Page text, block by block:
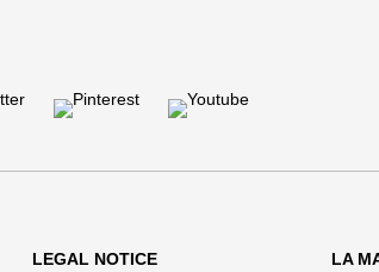
LEGAL NOTICE LA